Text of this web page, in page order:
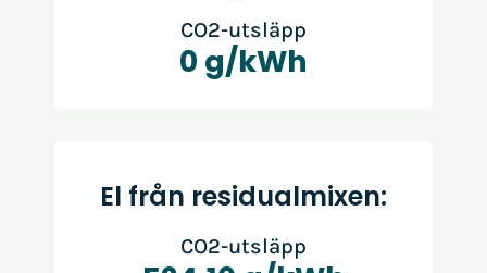
CO2-utsläpp
0 g/kWh
El från residualmixen:
CO2-utsläpp